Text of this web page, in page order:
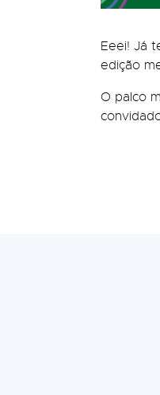
Eeei! Já
edição
O palco